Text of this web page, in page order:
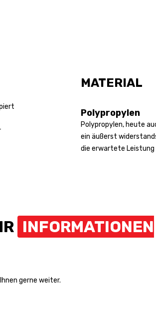
MATERIAL
Polypropylen
Polypropylen, heute
ein äußerst
die erwartete
INFORMATIONEN
gerne weiter.